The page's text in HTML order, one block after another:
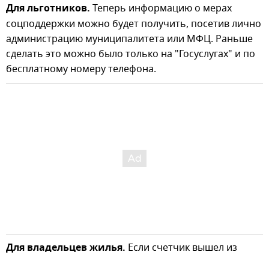
Для льготников. Теперь информацию о мерах
соцподдержки можно будет получить, посетив лично
администрацию муниципалитета или МФЦ. Раньше
сделать это можно было только на "Госуслугах" и по
бесплатному номеру телефона.
Для владельцев жилья. Если счетчик вышел из